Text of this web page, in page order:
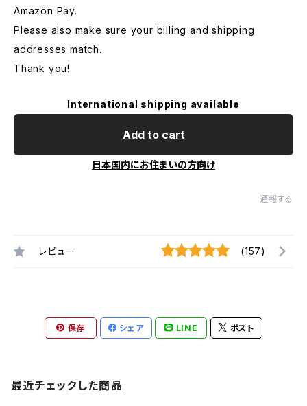
Amazon Pay.
Please also make sure your billing and shipping
addresses match.
Thank you!
International shipping available
Add to cart
日本国内にお住まいの方向け
通報する
レビュー (157)
保存 シェア LINE ポスト
最近チェックした商品